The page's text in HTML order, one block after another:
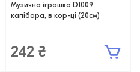
Музична іграшка D1009
капібара, в кор-ці (20см)
242 ₴